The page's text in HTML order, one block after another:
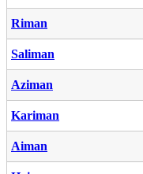
Riman
Saliman
Aziman
Kariman
Aiman